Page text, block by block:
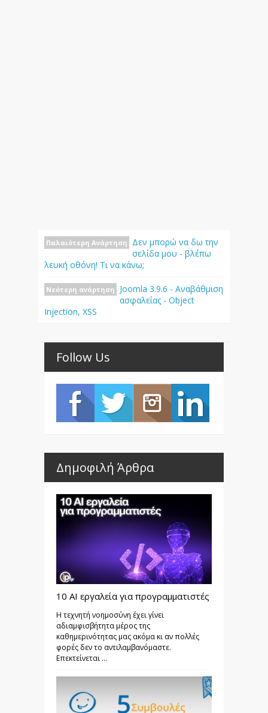
Παλαιότερη Ανάρτηση
Δεν μπορώ να δω την
σελίδα μου - βλέπω
λευκή οθόνη! Τι να κάνω;
Νεότερη ανάρτηση
Joomla 3.9.6 - Αναβάθμιση
ασφαλείας - Object
Injection, XSS
Follow Us
Δημοφιλή Άρθρα
10 AI εργαλεία για προγραμματιστές
Η τεχνητή νοημοσύνη έχει γίνει
αδιαμφισβήτητα μέρος της
καθημερινότητας μας ακόμα κι αν πολλές
φορές δεν το αντιλαμβανόμαστε.
Επεκτείνεται ...